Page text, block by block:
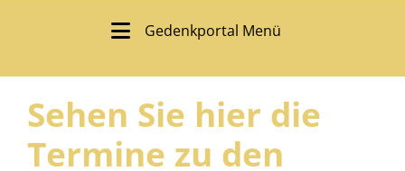
Gedenkportal Menü
Sehen Sie hier die
Termine zu den